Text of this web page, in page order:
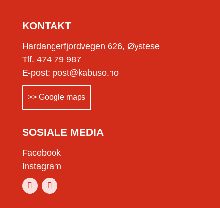
KONTAKT
Hardangerfjordvegen 626, Øystese
Tlf. 474 79 987
E-post: post@kabuso.no
>> Google maps
SOSIALE MEDIA
Facebook
Instagram